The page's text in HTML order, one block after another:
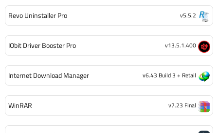
Revo Uninstaller Pro v5.5.2
IObit Driver Booster Pro v13.5.1.400
Internet Download Manager v6.43 Build 3 + Retail
WinRAR v7.23 Final